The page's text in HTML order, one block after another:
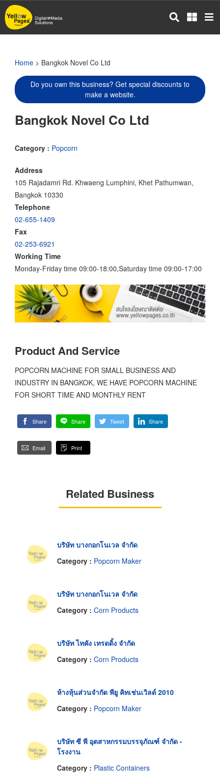
Skip
to
main
Home > Bangkok Novel Co Ltd
Do you own this business? Get special discounts to
make a website.
Bangkok Novel Co Ltd
Category : Popcorn
Address
105 Rajadamri Rd. Khwaeng Lumphini, Khet Pathumwan,
Bangkok 10330
Telephone
02-655-1409
Fax
02-253-6921
Working Time
Monday-Friday time 09:00-18:00,Saturday time 09:00-17:00
Product And Service
POPCORN MACHINE FOR SMALL BUSINESS AND
INDUSTRY IN BANGKOK, WE HAVE POPCORN MACHINE
FOR SHORT TIME AND MONTHLY RENT
Share Share Tweet Share
Email Print
Related Business
บริษัท บางกอกโนเวล จำกัด
Category : Popcorn Maker
บริษัท บางกอกโนเวล จำกัด
Category : Corn Products
บริษัท ไทคัง เทรดดิ้ง จำกัด
Category : Corn Products
ห้างหุ้นส่วนจำกัด พียู คิทเช่นเวิลด์ 2010
Category : Popcorn Maker
บริษัท ซี พี อุตสาหกรรมบรรจุภัณฑ์ จำกัด -
โรงงาน
Category : Plastic Containers